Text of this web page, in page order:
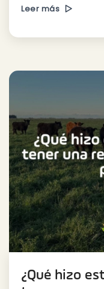
Leer más
¿Qué hizo